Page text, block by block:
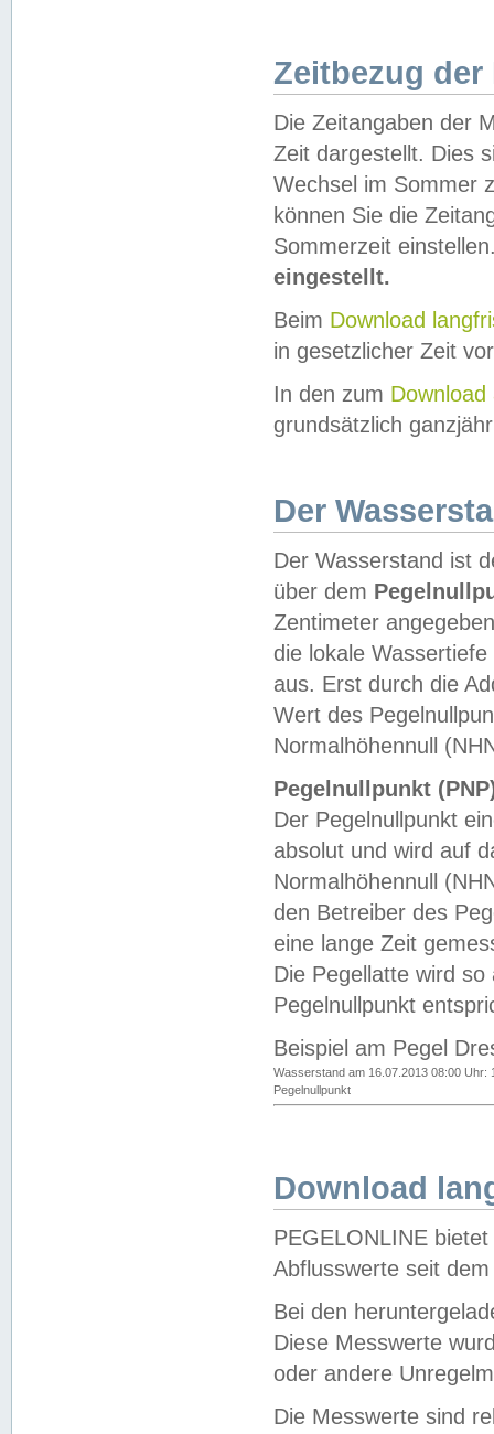
Zeitbezug der
Die Zeitangaben der
Zeit dargestellt. Dies
Wechsel im Sommer
können Sie die
Sommerzeit
eingestellt.
Beim Download
in gesetzlicher Zeit
In den zum Download
grundsätzlich
Der
Der Wasserstand ist
über dem
Zentimeter
die lokale
aus. Erst durch die
Wert des
Normalhöhennull
Pegelnullpunkt
Der Pegelnullpunkt
absolut und wird auf
Normalhöhennull
den Betreiber des
eine lange Zeit
Die Pegellatte wird
Pegelnullpunkt
Beispiel am Pegel
Wasserstand am 16.07.2013 08:00 Uhr:
Pegelnullpunkt
Download
PEGELONLINE
Abflusswerte seit
Bei den
Diese Messwerte
oder andere
Die Messwerte sind